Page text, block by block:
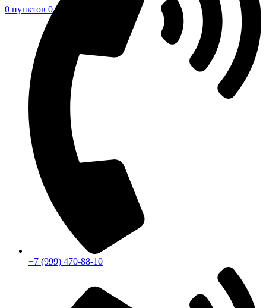
0 пунктов 0,00
+7 (999) 470-88-10